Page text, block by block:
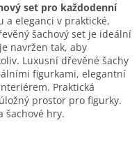
set pro každodenní
a eleganci v praktické,
šachový set je ideální
navržen tak, aby
Luxusní dřevěné šachy
figurkami, elegantní
Praktická
prostor pro figurky.
šachové hry.